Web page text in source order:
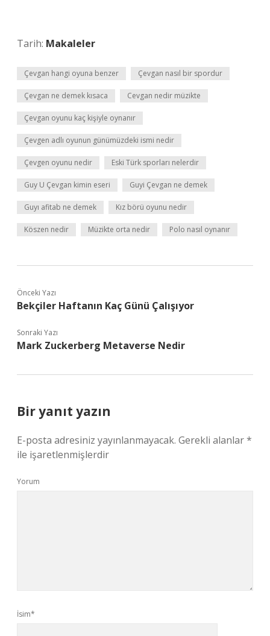
Tarih: Makaleler
Çevgan hangi oyuna benzer Çevgan nasıl bir spordur
Çevgan ne demek kısaca Cevgan nedir müzikte
Çevgan oyunu kaç kişiyle oynanır
Çevgen adlı oyunun günümüzdeki ismi nedir
Çevgen oyunu nedir Eski Türk sporları nelerdir
Guy U Çevgan kimin eseri Guyi Çevgan ne demek
Guyı afitab ne demek Kız börü oyunu nedir
Köszen nedir Müzikte orta nedir Polo nasıl oynanır
Önceki Yazı
Bekçiler Haftanın Kaç Günü Çalışıyor
Sonraki Yazı
Mark Zuckerberg Metaverse Nedir
Bir yanıt yazın
E-posta adresiniz yayınlanmayacak. Gerekli alanlar*
ile işaretlenmişlerdir
Yorum
İsim*